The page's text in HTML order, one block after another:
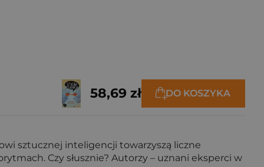
58,69 zł DO KOSZYKA
sztucznej inteligencji towarzyszą liczne
Czy słusznie? Autorzy – uznani eksperci w